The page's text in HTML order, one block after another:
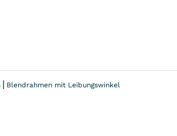
Blendrahmen mit Leibungswinkel